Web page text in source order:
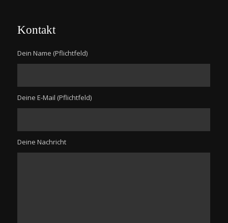
Kontakt
Dein Name (Pflichtfeld)
Deine E-Mail (Pflichtfeld)
Deine Nachricht